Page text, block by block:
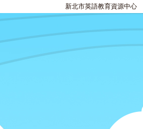
新北市英語教育資源中心